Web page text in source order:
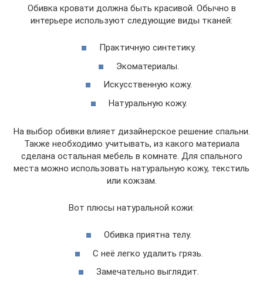
Обивка кровати должна быть красивой. Обычно в
интерьере используют следующие виды тканей:
Практичную синтетику.
Экоматериалы.
Искусственную кожу.
Натуральную кожу.
На выбор обивки влияет дизайнерское решение спальни.
Также необходимо учитывать, из какого материала
сделана остальная мебель в комнате. Для спального
места можно использовать натуральную кожу, текстиль
или кожзам.
Вот плюсы натуральной кожи:
Обивка приятна телу.
С неё легко удалить грязь.
Замечательно выглядит.